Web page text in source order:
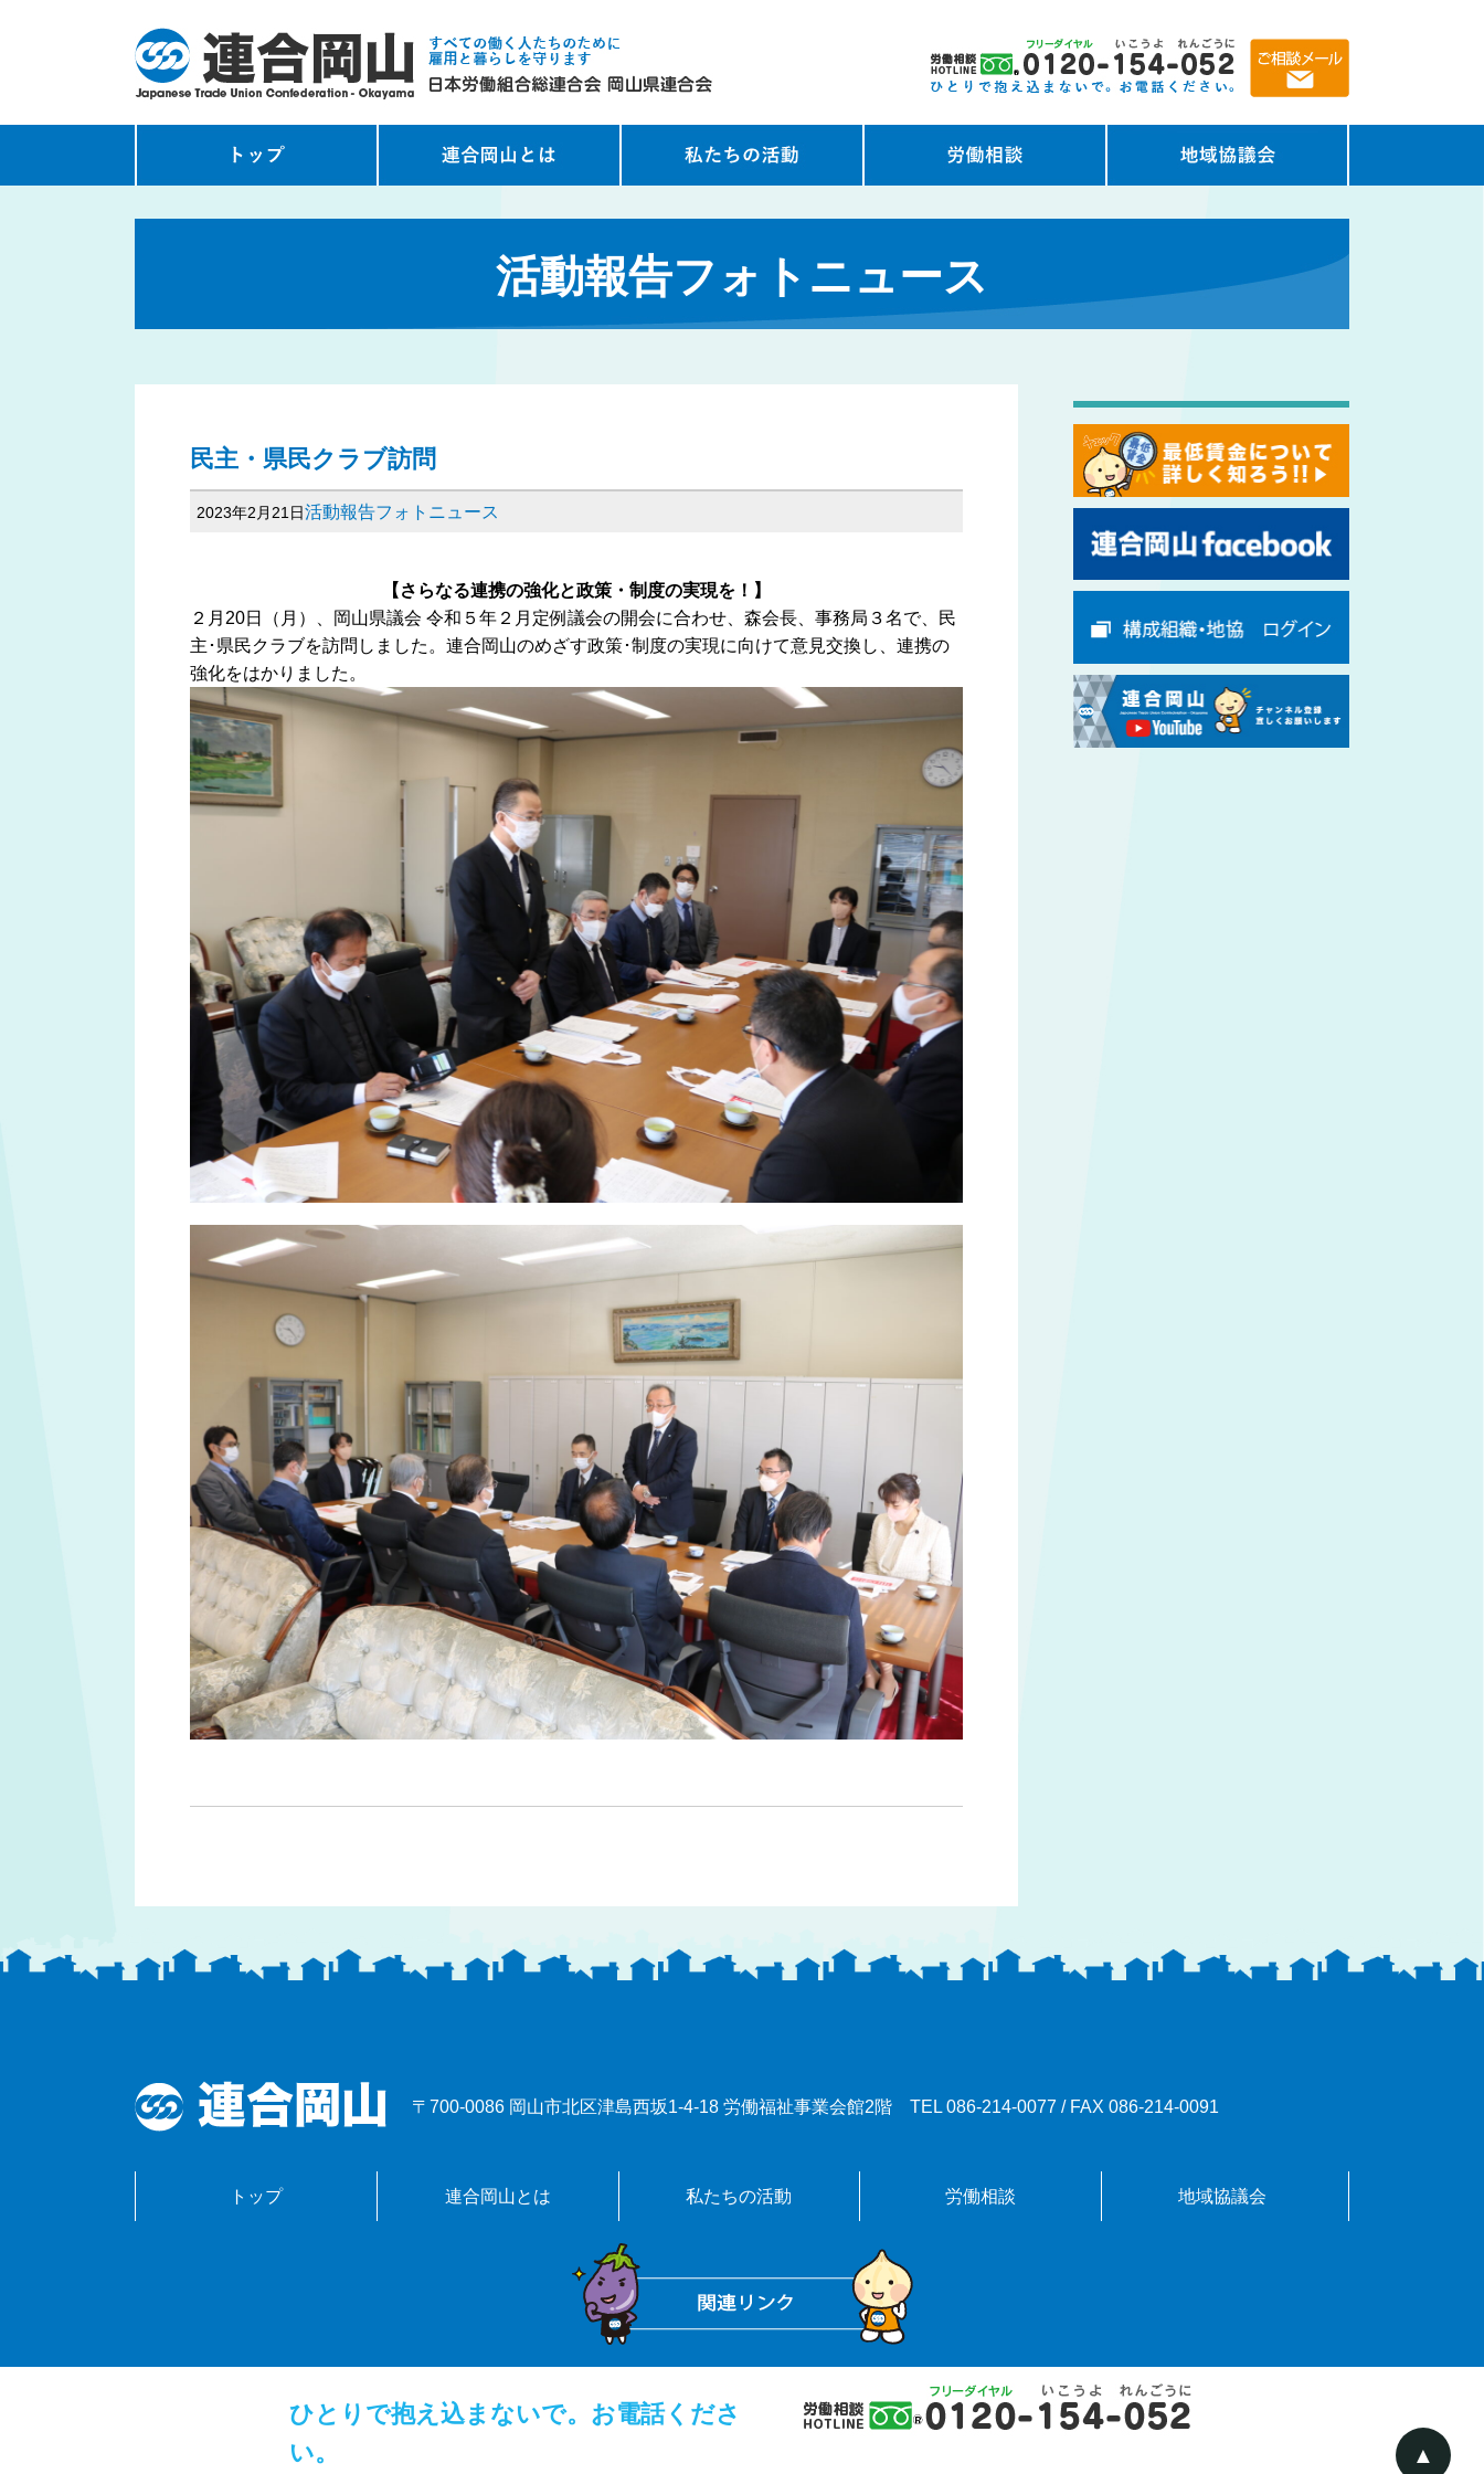
活動報告フォトニュース
民主・県民クラブ訪問
2023年2月21日活動報告フォトニュース
【さらなる連携の強化と政策・制度の実現を！】
２月20日（月）、岡山県議会 令和５年２月定例議会の開会に合わせ、森会長、事務局３名で、民
主･県民クラブを訪問しました。連合岡山のめざす政策･制度の実現に向けて意見交換し、連携の
強化をはかりました。
〒700-0086 岡山市北区津島西坂1-4-18 労働福祉事業会館2階 TEL 086-214-0077 / FAX 086-214-0091
トップ 連合岡山とは 私たちの活動 労働相談 地域協議会
ひとりで抱え込まないで。お電話くださ
い。
▲